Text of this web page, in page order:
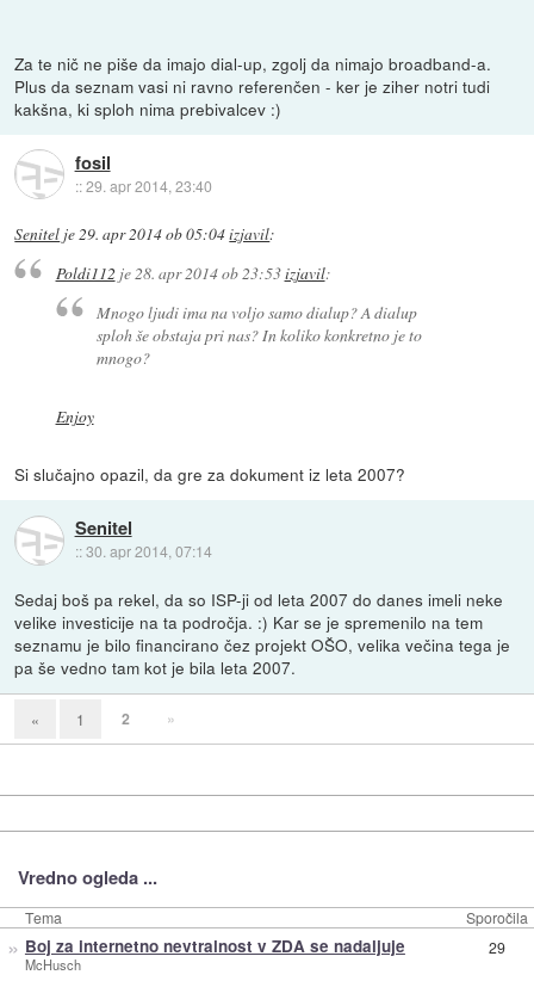
Za te nič ne piše da imajo dial-up, zgolj da nimajo broadband-a.
Plus da seznam vasi ni ravno referenčen - ker je ziher notri tudi
kakšna, ki sploh nima prebivalcev :)
fosil
::29. apr 2014, 23:40
Senitel je29. apr 2014 ob 05:04izjavil:
Poldi112je28. apr 2014 ob 23:53izjavil:
Mnogo ljudi ima na voljo samo dialup? A dialup
sploh še obstaja pri nas? In koliko konkretno je to
mnogo?
Enjoy
Si slučajno opazil, da gre za dokument iz leta 2007?
Senitel
::30. apr 2014, 07:14
Sedaj boš pa rekel, da so ISP-ji od leta 2007 do danes imeli neke
velike investicije na ta področja. :) Kar se je spremenilo na tem
seznamu je bilo financirano čez projekt OŠO, velika večina tega je
pa še vedno tam kot je bila leta 2007.
« 1 2 »
Vredno ogleda ...
Tema Sporočila
» Boj za internetno nevtralnost v ZDA se nadaljuje
McHusch
29